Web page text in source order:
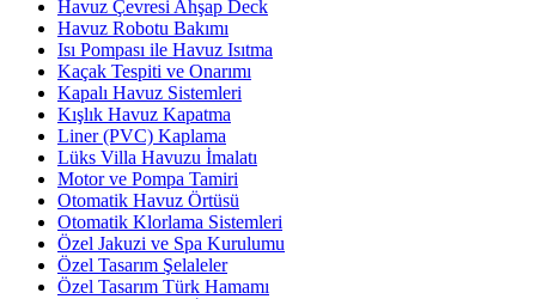
Havuz Çevresi Ahşap Deck
Havuz Robotu Bakımı
Isı Pompası ile Havuz Isıtma
Kaçak Tespiti ve Onarımı
Kapalı Havuz Sistemleri
Kışlık Havuz Kapatma
Liner (PVC) Kaplama
Lüks Villa Havuzu İmalatı
Motor ve Pompa Tamiri
Otomatik Havuz Örtüsü
Otomatik Klorlama Sistemleri
Özel Jakuzi ve Spa Kurulumu
Özel Tasarım Şelaleler
Özel Tasarım Türk Hamamı